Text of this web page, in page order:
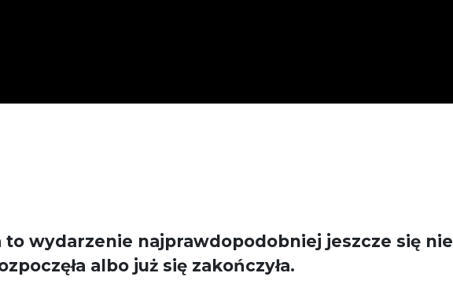
to wydarzenie najprawdopodobniej jeszcze się nie
albo już się zakończyła.